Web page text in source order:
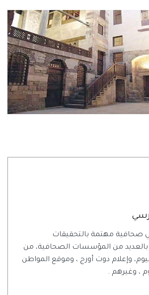
صحافية مهتمة بالتحقيقات
بالعديد من المؤسسات الصحافية، من
وإعلام دوت أورج ، وموقع المواطن
، وغيرهم .